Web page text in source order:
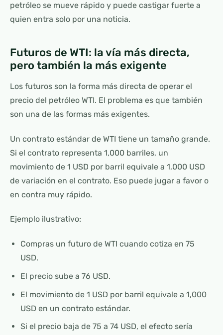
petróleo se mueve rápido y puede castigar fuerte a
quien entra solo por una noticia.
Futuros de WTI: la vía más directa,
pero también la más exigente
Los futuros son la forma más directa de operar el
precio del petróleo WTI. El problema es que también
son una de las formas más exigentes.
Un contrato estándar de WTI tiene un tamaño grande.
Si el contrato representa 1,000 barriles, un
movimiento de 1 USD por barril equivale a 1,000 USD
de variación en el contrato. Eso puede jugar a favor o
en contra muy rápido.
Ejemplo ilustrativo:
Compras un futuro de WTI cuando cotiza en 75
USD.
El precio sube a 76 USD.
El movimiento de 1 USD por barril equivale a 1,000
USD en un contrato estándar.
Si el precio baja de 75 a 74 USD, el efecto sería